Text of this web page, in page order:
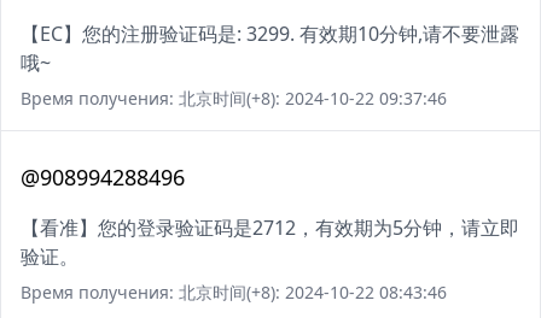
【EC】您的注册验证码是: 3299. 有效期10分钟,请不要泄露
哦~
Время получения: 北京时间(+8): 2024-10-22 09:37:46
@908994288496
【看准】您的登录验证码是2712，有效期为5分钟，请立即
验证。
Время получения: 北京时间(+8): 2024-10-22 08:43:46